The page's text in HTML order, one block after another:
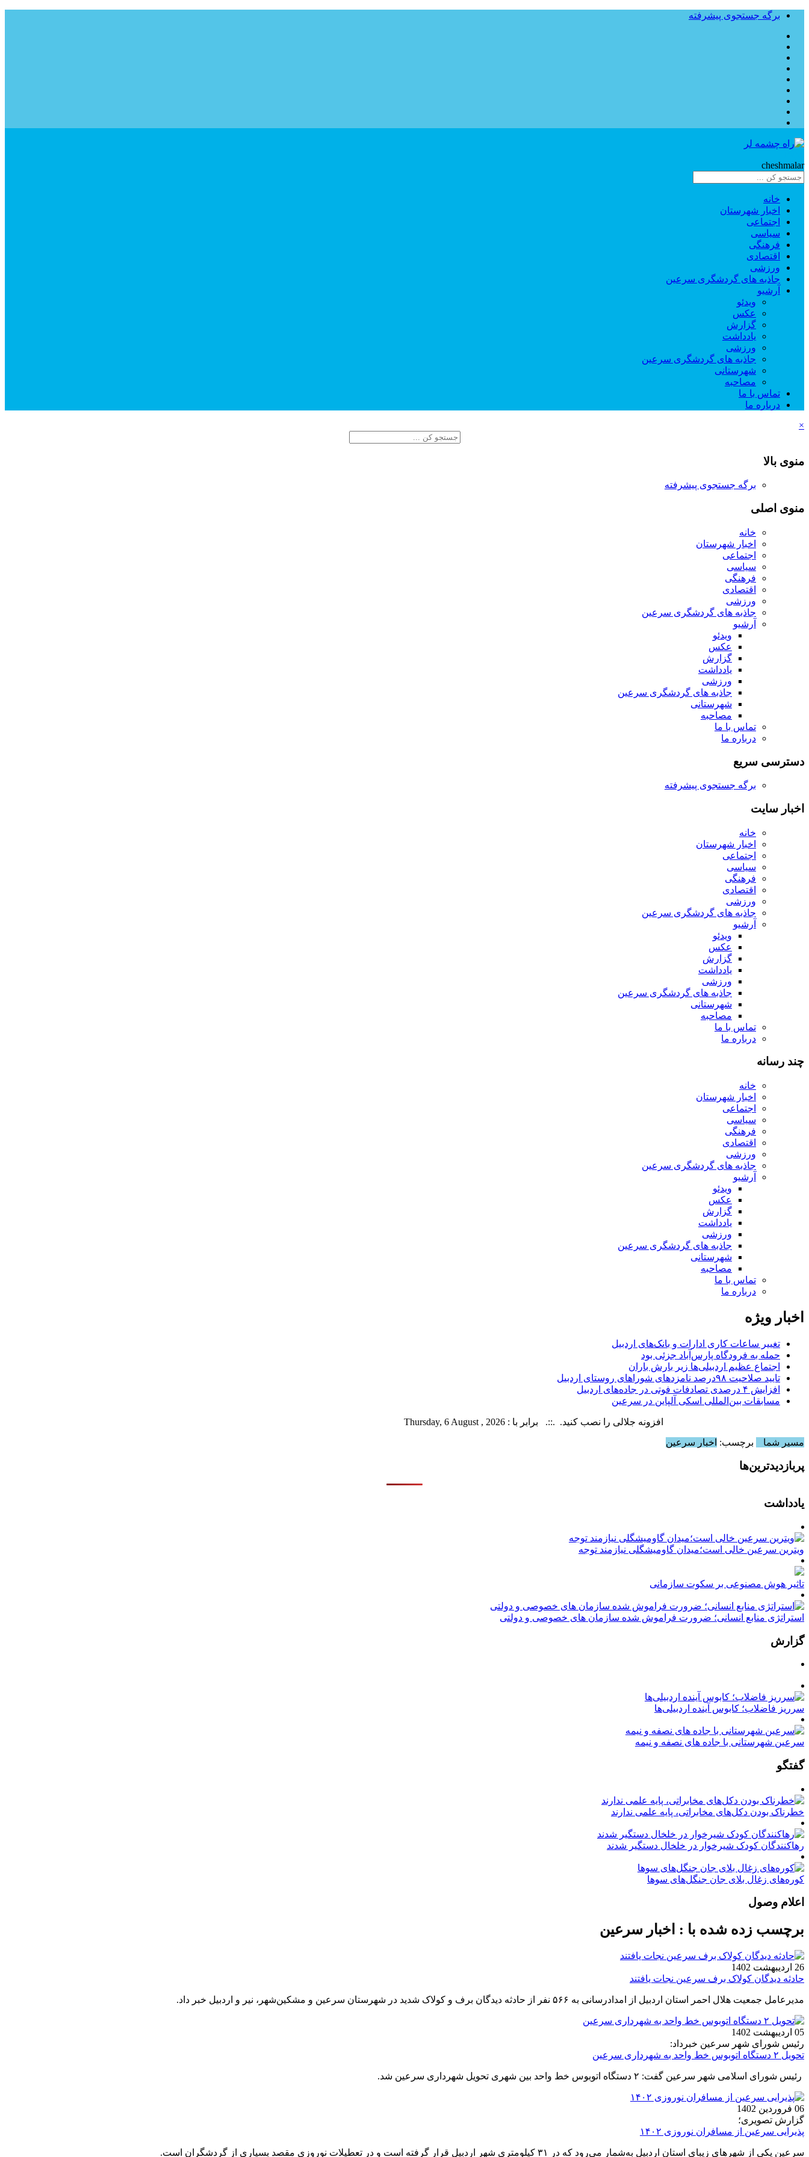
برگه جستجوی پیشرفته
cheshmalar
خانه
اخبار شهرستان
اجتماعی
سیاسی
فرهنگی
اقتصادی
ورزشی
جاذبه های گردشگری سرعین
آرشیو
ویدئو
عکس
گزارش
یادداشت
ورزشی
جاذبه های گردشگری سرعین
شهرستانی
مصاحبه
تماس با ما
درباره ما
×
منوی بالا
برگه جستجوی پیشرفته
منوی اصلی
خانه
اخبار شهرستان
اجتماعی
سیاسی
فرهنگی
اقتصادی
ورزشی
جاذبه های گردشگری سرعین
آرشیو
ویدئو
عکس
گزارش
یادداشت
ورزشی
جاذبه های گردشگری سرعین
شهرستانی
مصاحبه
تماس با ما
درباره ما
دسترسی سریع
برگه جستجوی پیشرفته
اخبار سایت
خانه
اخبار شهرستان
اجتماعی
سیاسی
فرهنگی
اقتصادی
ورزشی
جاذبه های گردشگری سرعین
آرشیو
ویدئو
عکس
گزارش
یادداشت
ورزشی
جاذبه های گردشگری سرعین
شهرستانی
مصاحبه
تماس با ما
درباره ما
چند رسانه
خانه
اخبار شهرستان
اجتماعی
سیاسی
فرهنگی
اقتصادی
ورزشی
جاذبه های گردشگری سرعین
آرشیو
ویدئو
عکس
گزارش
یادداشت
ورزشی
جاذبه های گردشگری سرعین
شهرستانی
مصاحبه
تماس با ما
درباره ما
اخبار ویژه
تغییر ساعات کاری ادارات و بانک‌های اردبیل
حمله به فرودگاه پارس‌‌آباد جزئی بود
اجتماع عظیم اردبیلی‌ها زیر بارش باران
تایید صلاحیت ۹۸درصد نامزدهای شوراهای روستای اردبیل
افزایش ۴ درصدی تصادفات فوتی در جاده‌های اردبیل
مسابقات بین‌المللی اسکی آلپاین در سرعین
افزونه جلالی را نصب کنید. .::. برابر با : Thursday, 6 August , 2026
مسیر شما
برچسب: اخبار سرعین
پربازدیدترین‌ها
یادداشت
ویترین سرعین خالی است؛میدان گاومیشگلی نیازمند توجه
تاثیر هوش مصنوعی بر سکوت سازمانی
استراتژی منابع انسانی؛ ضرورت فراموش شده سازمان های خصوصی و دولتی
گزارش
سرریز فاضلاب؛ کابوس آینده اردبیلی‌ها
سرعین شهرستانی با جاده های نصفه و نیمه
گفتگو
خطرناک بودن دکل‌های مخابراتی، پایه علمی ندارند
رهاکنندگان کودک شیرخوار در خلخال دستگیر شدند
کوره‌های زغال بلای جان جنگل‌های سوها
اعلام وصول
برچسب زده شده با : اخبار سرعین
26 اردیبهشت 1402
حادثه دیدگان کولاک برف سرعین نجات یافتند
مدیرعامل جمعیت هلال احمر استان اردبیل از امدادرسانی به ۵۶۶ نفر از حادثه دیدگان برف و کولاک شدید در شهرستان سرعین و مشکین‌شهر، نیر و اردبیل خبر داد.
05 اردیبهشت 1402
رئیس شورای شهر سرعین خبرداد:
تحویل ۲ دستگاه اتوبوس خط واحد به شهرداری سرعین
رئیس شورای اسلامی شهر سرعین گفت: ۲ دستگاه اتوبوس خط واحد بین شهری تحویل شهرداری سرعین شد.
06 فروردین 1402
گزارش تصویری؛
پذیرایی سرعین از مسافران نوروزی ۱۴۰۲
سرعین یکی از شهرهای زیبای استان اردبیل به‌شمار می‌رود که در ۳۱ کیلومتری شهر اردبیل قرار گرفته است و در تعطیلات نوروزی مقصد بسیاری از گردشگران است.